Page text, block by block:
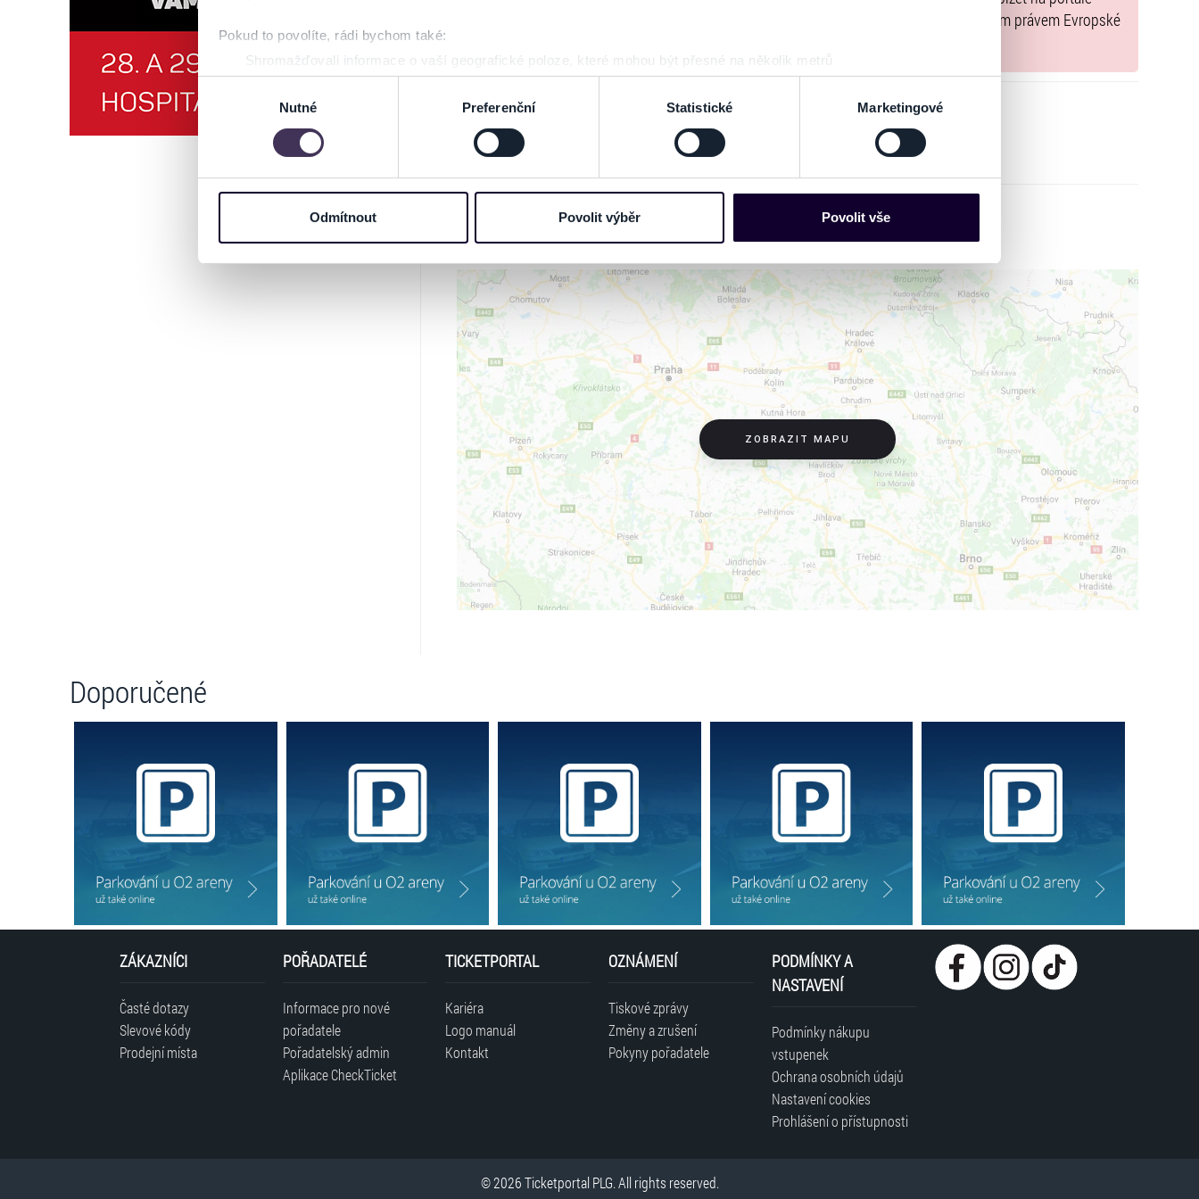
Pokud to povolíte, rádi bychom také:
Shromažďovali informace o vaší geografické poloze, které mohou být přesné na několik metrů
Identifikovali vaše zařízení pomocí aktivního skenování pro konkrétní charakteristiky (otisk prstu)
Zjistěte více o tom, jak zpracováváme vaše osobní údaje, a nastavte si předvolby v
části s podrobnostmi. Svůj souhlas
můžete kdykoliv změnit nebo odvolat v části Prohlášení o souborech cookie.
informace o vašem zařízení nebo vaší aktivitě na našich webových stránkách. Tyto informace mohou představovat
osobní údaje. Získané informace používáme např. k analýze návštěvnosti webu nebo k personalizaci obsahu a reklam.
Jaké typy cookies používáme, naleznete níže. Možnosti zpracování upravíte zaškrtnutím příslušné varianty. Svoji volbu
můžete kdykoliv změnit v zápatí stránky v záložce „Cookies a jejich nastavení“.
souhlasu
Nutné Preferenční Statistické Marketingové
Odmítnout Povolit výběr Povolit vše
www.ticketportal.cz pouze výrobky nebo služby, jež jsou v souladu s použitelným právem Evropské
GALERIE
ZOBRAZIT MAPU
Doporučené
ZÁKAZNÍCI
Časté dotazy
Slevové kódy
Prodejní místa
POŘADATELÉ
Informace pro nové
pořadatele
Pořadatelský admin
Aplikace CheckTicket
TICKETPORTAL
Kariéra
Logo manuál
Kontakt
OZNÁMENÍ
Tiskové zprávy
Změny a zrušení
Pokyny pořadatele
PODMÍNKY A
NASTAVENÍ
Podmínky nákupu
vstupenek
Ochrana osobních údajů
Nastavení cookies
Prohlášení o přístupnosti
© 2026 Ticketportal PLG. All rights reserved.